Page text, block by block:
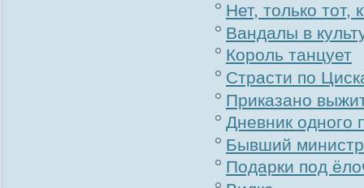
Нет, только тот,
Вандалы в
Король танцует
Страсти по
Приказано
Дневник одного
Бывший
Подарки под